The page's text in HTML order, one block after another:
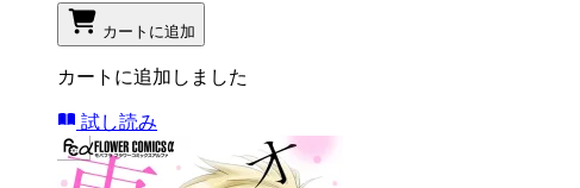
カートに追加
カートに追加しました
試し読み